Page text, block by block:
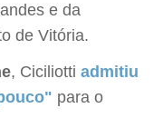
e da
de Vitória.
, Ciciliotti admitiu
para o